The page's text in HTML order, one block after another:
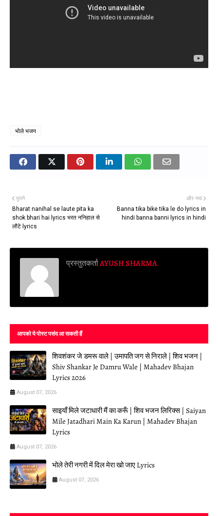
भोले भजन
और नया
Banna tika bike tika le do lyrics in
hindi banna banni lyrics in hindi
पुराने
Bharat nanihal se laute pita ka
shok bhari hai lyrics भरत ननिहाल से
लौटे lyrics
प्रस्तुतकर्ताAYUSH SHARMA
आपको ये पोस्ट पसंद आ सकती हैं
शिवशंकर जे डमरू वाले | उमापति जग से निराले | शिव भजन |
Shiv Shankar Je Damru Wale | Mahadev Bhajan
Lyrics 2026
August 07, 2026
साइयाँ मिले जटाधारी मैं का करूँ | शिव भजन लिरिक्स | Saiyan
Mile Jatadhari Main Ka Karun | Mahadev Bhajan
Lyrics
August 07, 2026
भोले तेरी नगरी में दिल मेरा खो जाए Lyrics
August 07, 2026